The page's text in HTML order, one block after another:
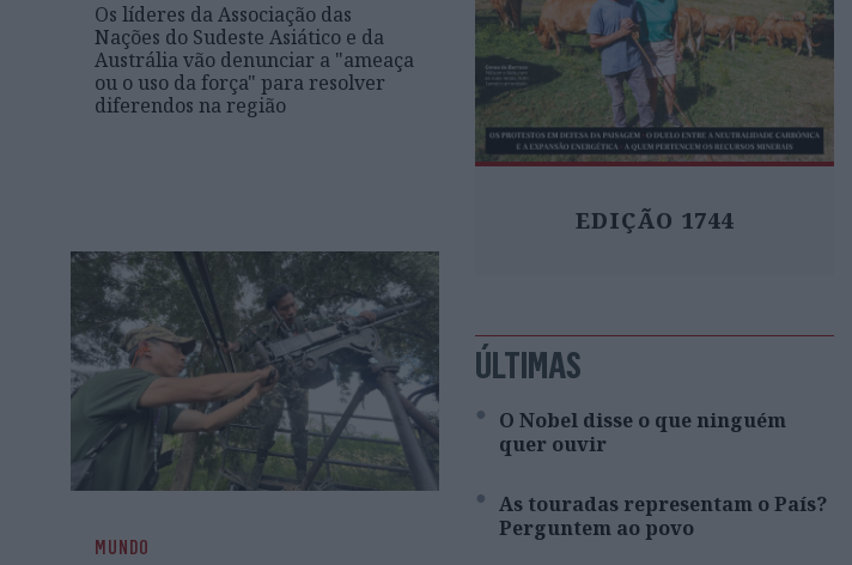
Os líderes da Associação das
Nações do Sudeste Asiático e da
Austrália vão denunciar a "ameaça
ou o uso da força" para resolver
diferendos na região
MUNDO
EDIÇÃO 1744
ÚLTIMAS
O Nobel disse o que ninguém
quer ouvir
As touradas representam o País?
Perguntem ao povo